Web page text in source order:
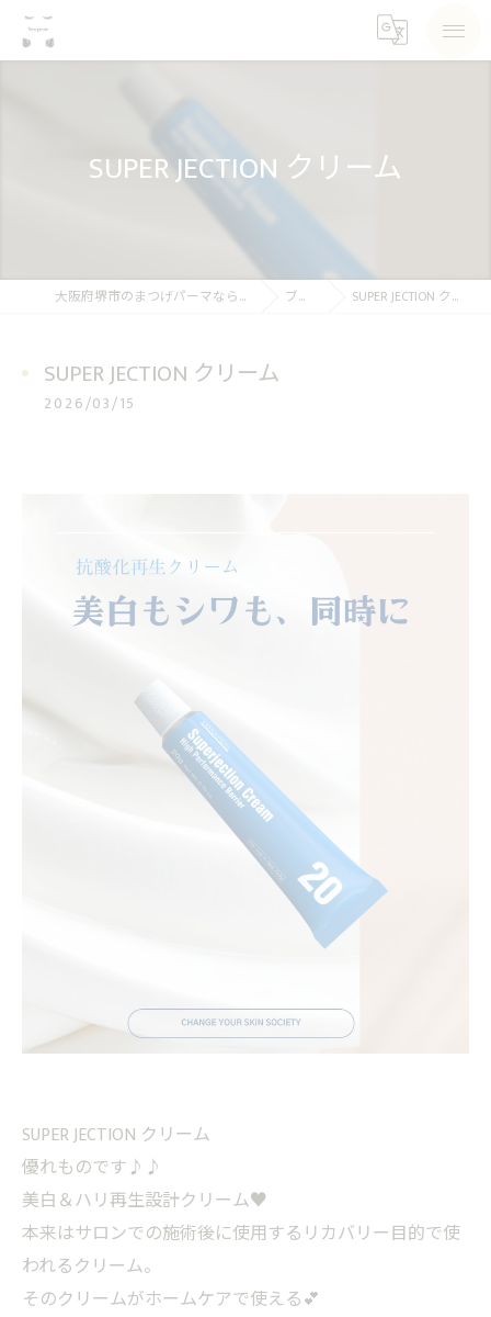
SUPER JECTION クリーム
大阪府堺市のまつげパーマならSea pear ブログ SUPER JECTION クリーム
SUPER JECTION クリーム
2026/03/15
SUPER JECTION クリーム
優れものです♪♪
美白＆ハリ再生設計クリーム♥
本来はサロンでの施術後に使用するリカバリー目的で使
われるクリーム。
そのクリームがホームケアで使える💕